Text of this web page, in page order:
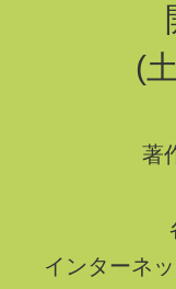
(
著
インターネ